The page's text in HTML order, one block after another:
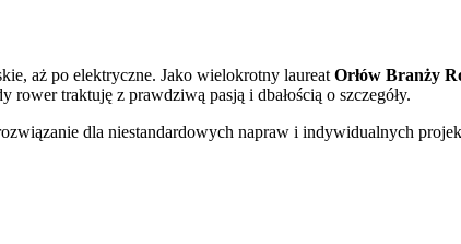
aż po elektryczne. Jako wielokrotny laureat Orłów Branży
traktuję z prawdziwą pasją i dbałością o szczegóły.
dla niestandardowych napraw i indywidualnych